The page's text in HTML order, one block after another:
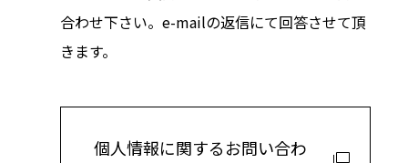
合わせ下さい。e-mailの返信にて回答させて頂
きます。
個人情報に関するお問い合わ